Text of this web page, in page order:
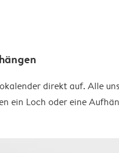
direkt auf. Alle
ein Loch oder eine